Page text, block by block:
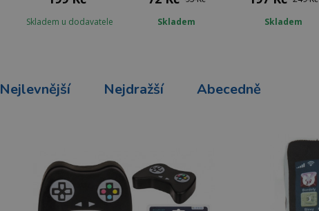
Skladem u dodavatele
Skladem
Skladem
Nejlevnější Nejdražší Abecedně